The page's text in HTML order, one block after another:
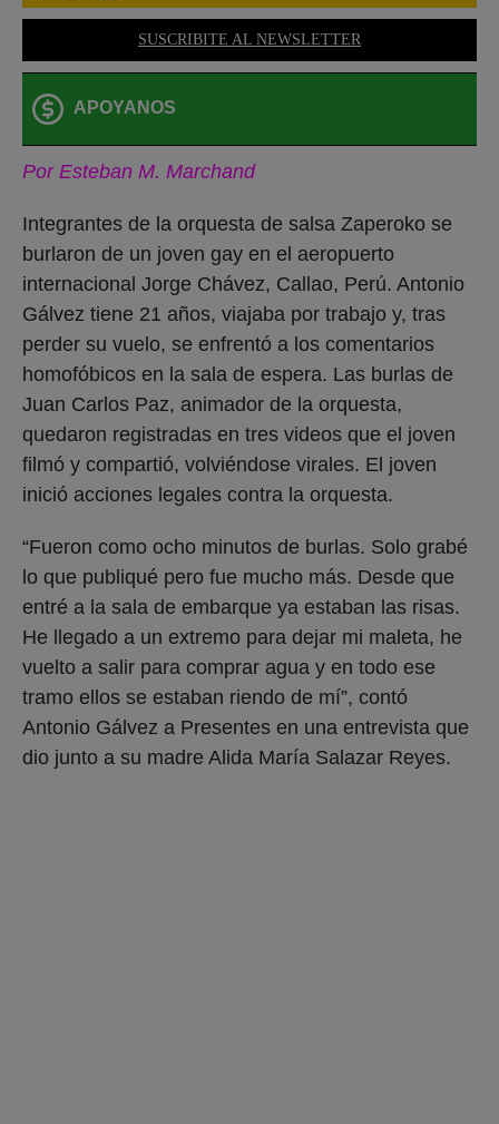
SUSCRIBITE AL NEWSLETTER
APOYANOS
Por Esteban M. Marchand
Integrantes de la orquesta de salsa Zaperoko se
burlaron de un joven gay en el aeropuerto
internacional Jorge Chávez, Callao, Perú. Antonio
Gálvez tiene 21 años, viajaba por trabajo y, tras
perder su vuelo, se enfrentó a los comentarios
homofóbicos en la sala de espera. Las burlas de
Juan Carlos Paz, animador de la orquesta,
quedaron registradas en tres videos que el joven
filmó y compartió, volviéndose virales. El joven
inició acciones legales contra la orquesta.
“Fueron como ocho minutos de burlas. Solo grabé
lo que publiqué pero fue mucho más. Desde que
entré a la sala de embarque ya estaban las risas.
He llegado a un extremo para dejar mi maleta, he
vuelto a salir para comprar agua y en todo ese
tramo ellos se estaban riendo de mí”, contó
Antonio Gálvez a Presentes en una entrevista que
dio junto a su madre Alida María Salazar Reyes.